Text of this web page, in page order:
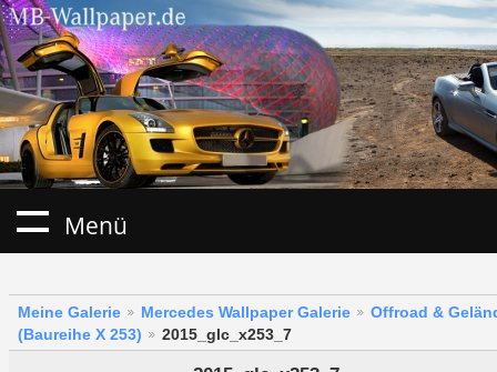
Menü
Meine Galerie Mercedes Wallpaper Galerie
Offroad &
(Baureihe X 253)
2015_glc_x253_7